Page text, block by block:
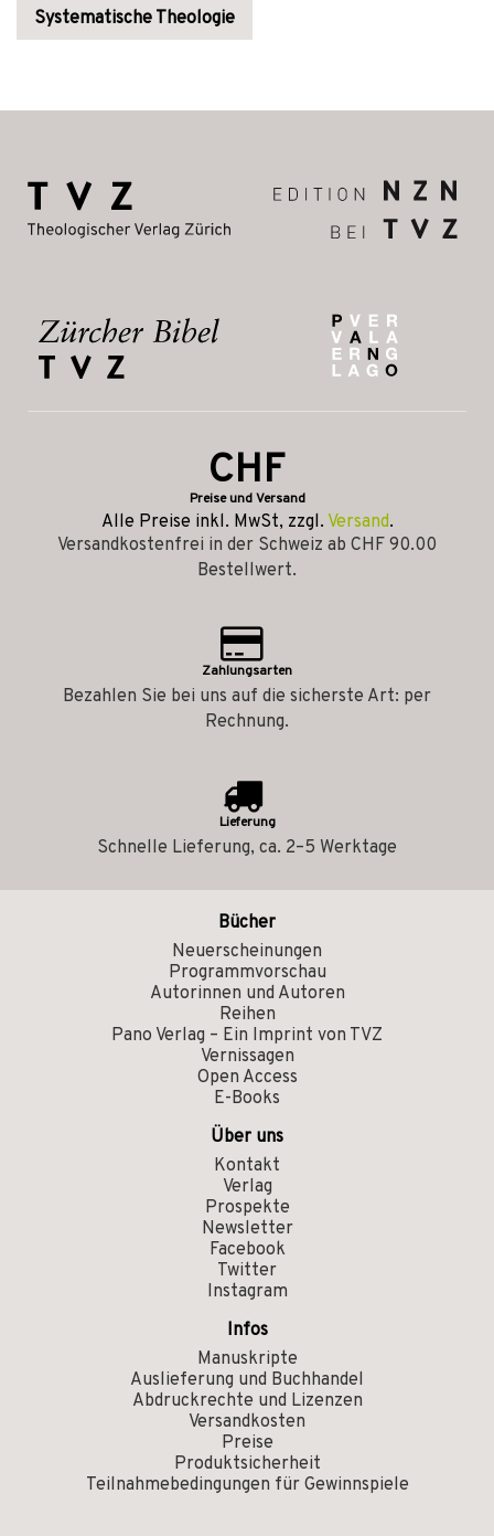
Systematische Theologie
CHF
Preise und Versand
Alle Preise inkl. MwSt, zzgl. Versand.
Versandkostenfrei in der Schweiz ab CHF 90.00
Bestellwert.
Zahlungsarten
Bezahlen Sie bei uns auf die sicherste Art: per
Rechnung.
Lieferung
Schnelle Lieferung, ca. 2–5 Werktage
Bücher
Neuerscheinungen
Programmvorschau
Autorinnen und Autoren
Reihen
Pano Verlag – Ein Imprint von TVZ
Vernissagen
Open Access
E-Books
Über uns
Kontakt
Verlag
Prospekte
Newsletter
Facebook
Twitter
Instagram
Infos
Manuskripte
Auslieferung und Buchhandel
Abdruckrechte und Lizenzen
Versandkosten
Preise
Produktsicherheit
Teilnahmebedingungen für Gewinnspiele